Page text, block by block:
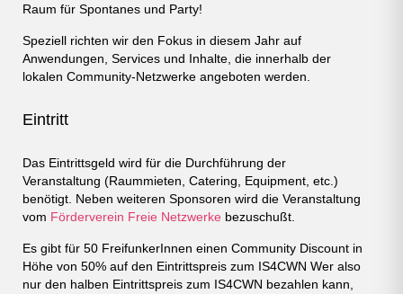
Raum für Spontanes und Party!
Speziell richten wir den Fokus in diesem Jahr auf
Anwendungen, Services und Inhalte, die innerhalb der
lokalen Community-Netzwerke angeboten werden.
Eintritt
Das Eintrittsgeld wird für die Durchführung der
Veranstaltung (Raummieten, Catering, Equipment, etc.)
benötigt. Neben weiteren Sponsoren wird die Veranstaltung
vom Förderverein Freie Netzwerke bezuschußt.
Es gibt für 50 FreifunkerInnen einen Community Discount in
Höhe von 50% auf den Eintrittspreis zum IS4CWN Wer also
nur den halben Eintrittspreis zum IS4CWN bezahlen kann,